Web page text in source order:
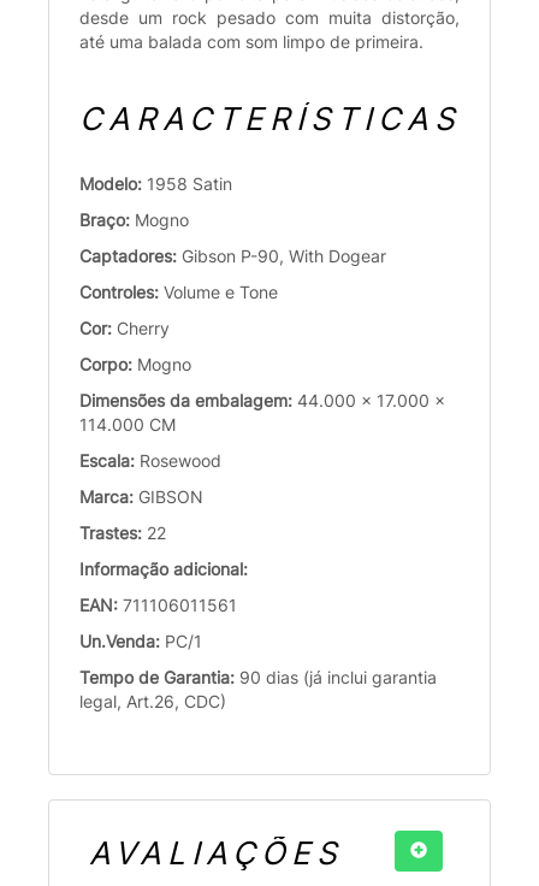
desde um rock pesado com muita distorção,
até uma balada com som limpo de primeira.
CARACTERÍSTICAS
Modelo: 1958 Satin
Braço: Mogno
Captadores: Gibson P-90, With Dogear
Controles: Volume e Tone
Cor: Cherry
Corpo: Mogno
Dimensões da embalagem: 44.000 x 17.000 x
114.000 CM
Escala: Rosewood
Marca: GIBSON
Trastes: 22
Informação adicional:
EAN: 711106011561
Un.Venda: PC/1
Tempo de Garantia: 90 dias (já inclui garantia
legal, Art.26, CDC)
AVALIAÇÕES